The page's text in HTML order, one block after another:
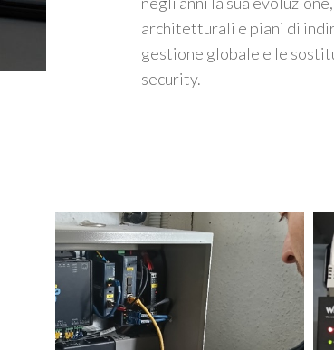
architetturali e piani di
gestione globale e le
security.